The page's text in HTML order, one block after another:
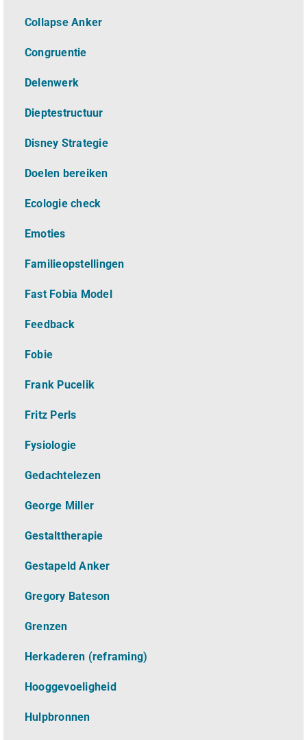
Collapse Anker
Congruentie
Delenwerk
Dieptestructuur
Disney Strategie
Doelen bereiken
Ecologie check
Emoties
Familieopstellingen
Fast Fobia Model
Feedback
Fobie
Frank Pucelik
Fritz Perls
Fysiologie
Gedachtelezen
George Miller
Gestalttherapie
Gestapeld Anker
Gregory Bateson
Grenzen
Herkaderen (reframing)
Hooggevoeligheid
Hulpbronnen